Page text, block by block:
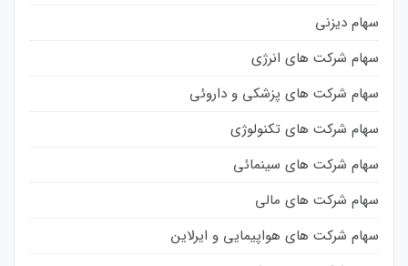
سهام دیزنی
سهام شرکت های انرژی
سهام شرکت های پزشکی و داروئی
سهام شرکت های تکنولوژی
سهام شرکت های سینمائی
سهام شرکت های مالی
سهام شرکت های هواپیمایی و ایرلاین